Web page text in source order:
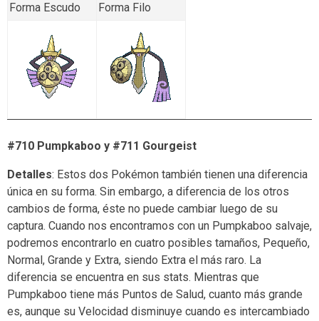
Forma Escudo Forma Filo
#710 Pumpkaboo y #711 Gourgeist
Detalles: Estos dos Pokémon también tienen una diferencia
única en su forma. Sin embargo, a diferencia de los otros
cambios de forma, éste no puede cambiar luego de su
captura. Cuando nos encontramos con un Pumpkaboo salvaje,
podremos encontrarlo en cuatro posibles tamaños, Pequeño,
Normal, Grande y Extra, siendo Extra el más raro. La
diferencia se encuentra en sus stats. Mientras que
Pumpkaboo tiene más Puntos de Salud, cuanto más grande
es, aunque su Velocidad disminuye cuando es intercambiado